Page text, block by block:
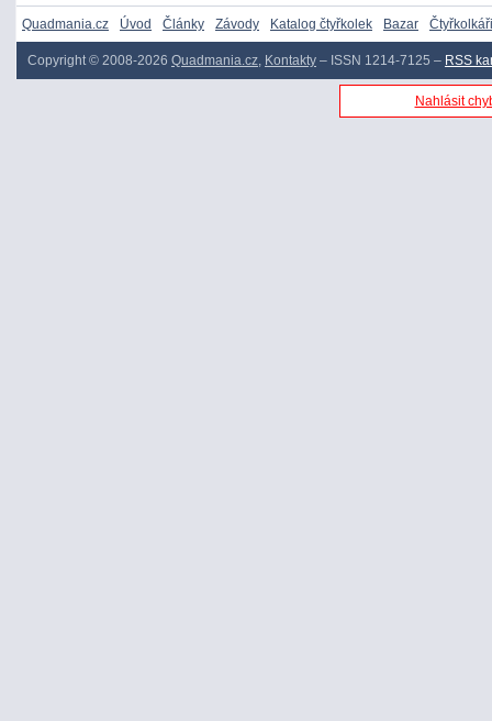
Quadmania.cz Úvod Články Závody Katalog čtyřkolek Bazar Čtyřkolkáři
Copyright © 2008-2026 Quadmania.cz, Kontakty – ISSN 1214-7125 – RSS
Nahlásit